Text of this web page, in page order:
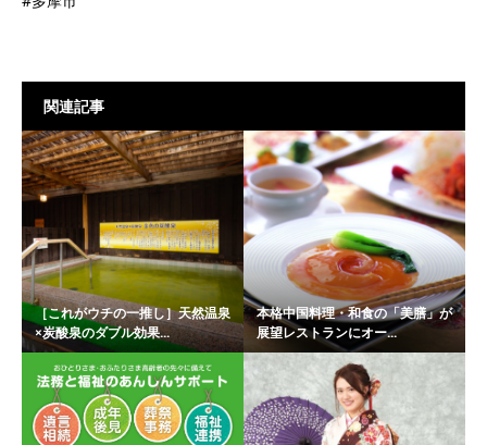
関連記事
［これがウチの一推し］天然温泉
×炭酸泉のダブル効果...
本格中国料理・和食の「美膳」が
展望レストランにオー...